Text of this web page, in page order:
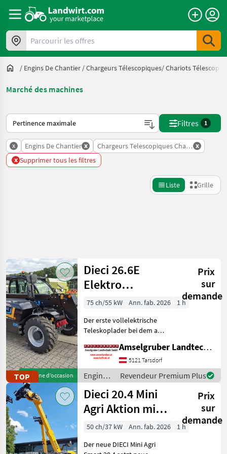
Parcourir les offres
/ Engins De Chantier /Chargeurs Télescopiques/ Chariots
Marché des machines
Voici comment les annonces sont triées sur Landwirt.com
Filtres 1
x Engins De Chantier x Chargeurs Telescopiques Chariots
x
x Supprimer tous les filtres
Liste Grille
Catégorie 3 Pays Filtres
CHEMIN
ACTUEL
matériel de
construction
Engins De
Chantier
Chargeurs
Telescopiques
Telescopiques
CHOISIR
UNE
CATÉGORIE
Dieci
77
Réinitialiser
Afficher
résultats
TOPMachine d’occasion
Dieci 26.6E
Elektro
Teleskoplader
Österreichpaket
Prix
sur
demande
75 ch/55 kW Ann. fab. 2026
1 h
Der erste vollelektrische
Teleskoplader bei dem an
wurde - MADE BY DIECI!
AKTION: DIECI 26.6 E
Elektro Mini Agri NEU mit
Österreichpaket (TOP
Amselgruber Landtechnik GmbH
5121 Tarsdorf
Engins
de
chantier
/ Dieci
Revendeur Premium Plus
Dieci 20.4 Mini
Agri Aktion mit
Österreichpaket
Prix
sur
demande
50 ch/37 kW Ann. fab. 2026
1 h
Der neue DIECI Mini Agri